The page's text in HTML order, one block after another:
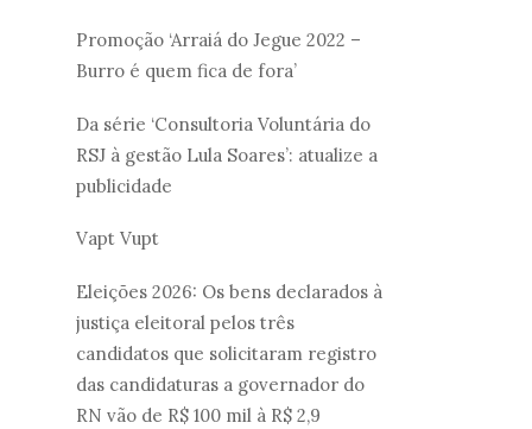
Promoção ‘Arraiá do Jegue 2022 –
Burro é quem fica de fora’
Da série ‘Consultoria Voluntária do
RSJ à gestão Lula Soares’: atualize a
publicidade
Vapt Vupt
Eleições 2026: Os bens declarados à
justiça eleitoral pelos três
candidatos que solicitaram registro
das candidaturas a governador do
RN vão de R$ 100 mil à R$ 2,9